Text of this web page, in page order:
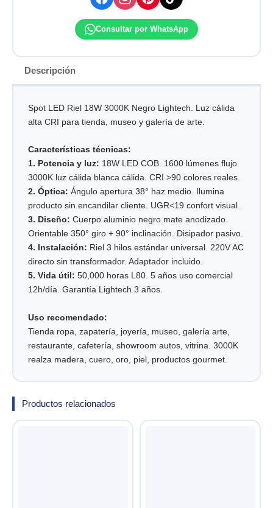
Consultar por WhatsApp
Descripción
Spot LED Riel 18W 3000K Negro Lightech. Luz cálida
alta CRI para tienda, museo y galería de arte.
Características técnicas:
1. Potencia y luz: 18W LED COB. 1600 lúmenes flujo.
3000K luz cálida blanca cálida. CRI >90 colores reales.
2. Óptica: Ángulo apertura 38° haz medio. Ilumina
producto sin encandilar cliente. UGR<19 confort visual.
3. Diseño: Cuerpo aluminio negro mate anodizado.
Orientable 350° giro + 90° inclinación. Disipador pasivo.
4. Instalación: Riel 3 hilos estándar universal. 220V AC
directo sin transformador. Adaptador incluido.
5. Vida útil: 50,000 horas L80. 5 años uso comercial
12h/día. Garantía Lightech 3 años.
Uso recomendado:
Tienda ropa, zapatería, joyería, museo, galería arte,
restaurante, cafetería, showroom autos, vitrina. 3000K
realza madera, cuero, oro, piel, productos gourmet.
Productos relacionados